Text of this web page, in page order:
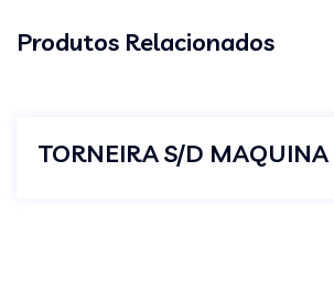
Produtos Relacionados